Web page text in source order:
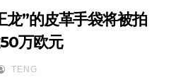
龙”的皮革手袋将被拍
万欧元
TENG